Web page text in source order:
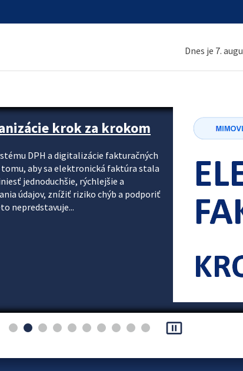
Dnes je 7.
krok za krokom
DPH a digitalizácie fakturačných
tomu, aby sa elektronická faktúra stala
jednoduchšie, rýchlejšie a
údajov, znížiť riziko chýb a podporiť
nepredstavuje...
pause_presentation